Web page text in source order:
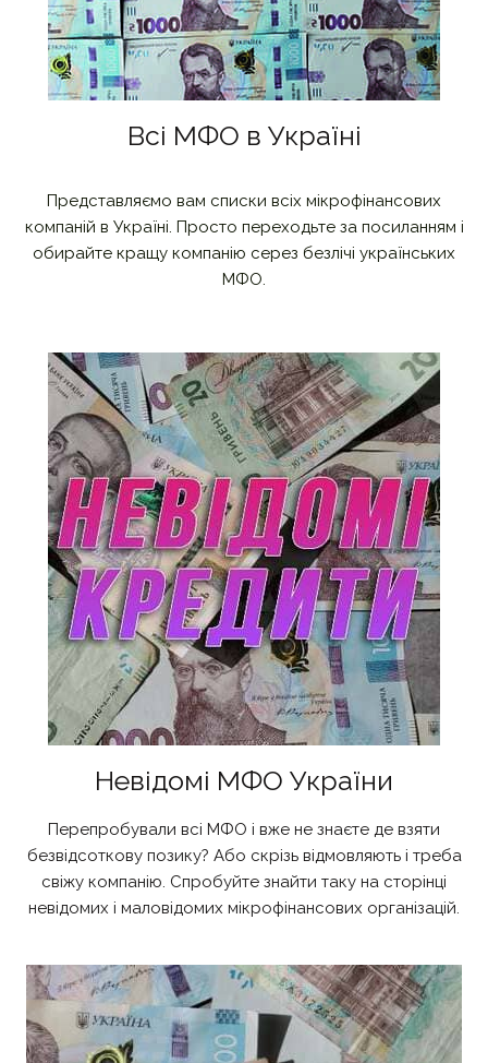
Всі МФО в Україні
Представляємо вам списки всіх мікрофінансових
компаній в Україні. Просто переходьте за посиланням і
обирайте кращу компанію серез безлічі українських
МФО.
Невідомі МФО України
Перепробували всі МФО і вже не знаєте де взяти
безвідсоткову позику? Або скрізь відмовляють і треба
свіжу компанію. Спробуйте знайти таку на сторінці
невідомих і маловідомих мікрофінансових організацій.